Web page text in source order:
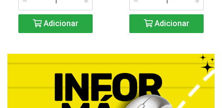
Adicionar Adicionar